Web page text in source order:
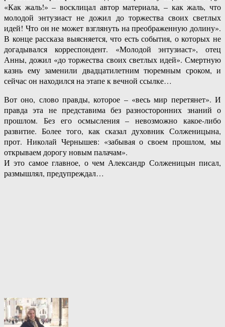
«Как жаль!» – восклицал автор материала, – как жаль, что
молодой энтузиаст не дожил до торжества своих светлых
идей! Что он не может взглянуть на преображенную долину».
В конце рассказа выясняется, что есть события, о которых не
догадывался корреспондент. «Молодой энтузиаст», отец
Анны, дожил «до торжества своих светлых идей». Смертную
казнь ему заменили двадцатилетним тюремным сроком, и
сейчас он находился на этапе к вечной ссылке…
Вот оно, слово правды, которое – «весь мир перетянет». И
правда эта не представима без разносторонних знаний о
прошлом. Без его осмысления – невозможно какое-либо
развитие. Более того, как сказал духовник Солженицына,
прот. Николай Чернышев: «забывая о своем прошлом, мы
открываем дорогу новым палачам».
И это самое главное, о чем Александр Солженицын писал,
размышлял, предупреждал…